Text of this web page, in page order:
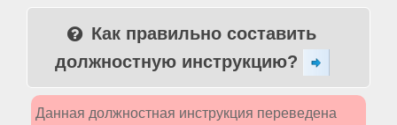
Как правильно составить
должностную инструкцию?
Данная должностная инструкция переведена